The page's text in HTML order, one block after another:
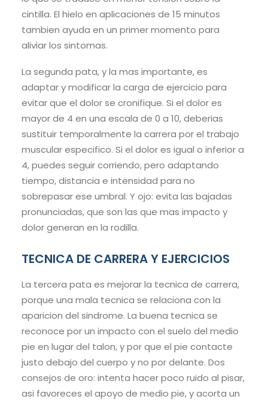
cintilla. El hielo en aplicaciones de 15 minutos
tambien ayuda en un primer momento para
aliviar los sintomas.
La segunda pata, y la mas importante, es
adaptar y modificar la carga de ejercicio para
evitar que el dolor se cronifique. Si el dolor es
mayor de 4 en una escala de 0 a 10, deberias
sustituir temporalmente la carrera por el trabajo
muscular especifico. Si el dolor es igual o inferior a
4, puedes seguir corriendo, pero adaptando
tiempo, distancia e intensidad para no
sobrepasar ese umbral. Y ojo: evita las bajadas
pronunciadas, que son las que mas impacto y
dolor generan en la rodilla.
TECNICA DE CARRERA Y EJERCICIOS
La tercera pata es mejorar la tecnica de carrera,
porque una mala tecnica se relaciona con la
aparicion del sindrome. La buena tecnica se
reconoce por un impacto con el suelo del medio
pie en lugar del talon, y por que el pie contacte
justo debajo del cuerpo y no por delante. Dos
consejos de oro: intenta hacer poco ruido al pisar,
asi favoreces el apoyo de medio pie, y acorta un